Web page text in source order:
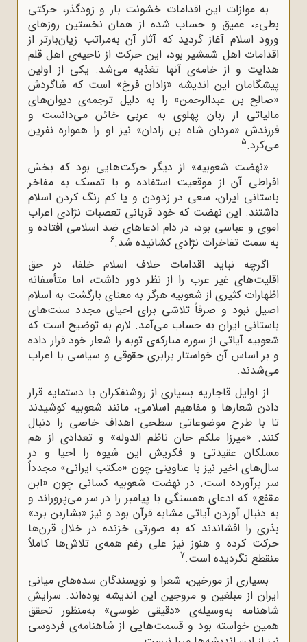
به موازات این اقدامات خشونت بار و زودگذر، حرکتی
بطیء، عمیق و حساب شده از همان نخستین روزهای
ورود اسلام آغاز گردید که آثار آن به‌مراتب زیان‌بارتر از
اقدامات اهل شمشیر بود، این حرکت از ناحیه‌ی اهل قلم
هدایت و از خامه‌ی آنها تغذیه می‌شد. یکی از اولین
پیشگامان این اندیشه «زادان فرخ» است که شاگردش
«صالح بن عبدالرحمن» را به دلیل ترجمه‌ی دیوان‌های
مالیاتی از زبان پهلوی به عربی خائن می‌دانست و
فرزندش «مردان شاه بن زادان» نیز او را همواره نفرین
می‌کرد.5
«نهضت شعوبیه» از دیگر حرکت‌هایی بود که بخش
افراطی آن از موقعیت استفاده و با تمسک به مفاخر
باستانی ایران، سعی در زدودن و یا کم رنگ کردن اسلام
داشتند. این نهضت که خود قربانی تعصبات نژادی اعراب
اموی و عباسی بود، در دام ادعاهای ضد اسلامی افتاده و
به سمت تفاخرات نژادی کشانیده شد.6
اگرچه نباید اقدامات خلاف اسلام خلفا، در حق
اقلیت‌های غیر عرب را از نظر دور داشت، اما متأسفانه
اظهارات کثیری از شعوبیه هرگز به معنای بازگشت به اسلام
اصیل نبود و صرفاً تلاشی برای احیای مجدد سنت‌های
باستانی ایران به حساب می‌آمد. لازم به توضیح است که
شعوبیه آیاتی از سوره‌ مبارکه‌ی توبه را شعار خود قرار داده
و بر اساس آن خواستار برابری حقوقی و سیاسی با اعراب
می‌شدند.
از اوایل قاجاریه بسیاری از روشنفکران با دستمایه قرار
دادن شعارها و مفاهیم اسلامی، مانند شعوبیه کوشیدند
تا با طرح موضوعاتی سطحی اهداف خاصی را دنبال
کنند. «میرزا ملکم خان ناظم الدوله» و تعدادی از هم
مسلکان عقیدتی و فکریش این شیوه را احیا و در
سال‌های اخیر نیز با عناوینی چون «مکتب ایرانی» مجدداً
سر برآورده‌ است. در نهضت شعوبیه کسانی چون «ابن
مقفع» که ادعای همسنگی با پیامبر را در سر می‌پروراند و
به دنبال آوردن آیاتی مشابه قرآن بود و نیز «بشاربن برد»
بذری را افشاندند که به صورتی خزنده در خلال قرن‌ها
حرکت کرده و هنوز نیز علی رغم همه‌ی تلاش‌ها کاملاً
منقطع نگردیده است.7
بسیاری از مورخین، شعرا و نویسندگان سده‌های میانی
ایران از مبلغین و مروجین این اندیشه بوده‌اند. سرایش
شاهنامه به‌وسیله‌ی «دقیقی طوسی» به‌منظور تحقق
همین خواسته بود و قسمت‌هایی از شاهنامه‌ی فردوسی